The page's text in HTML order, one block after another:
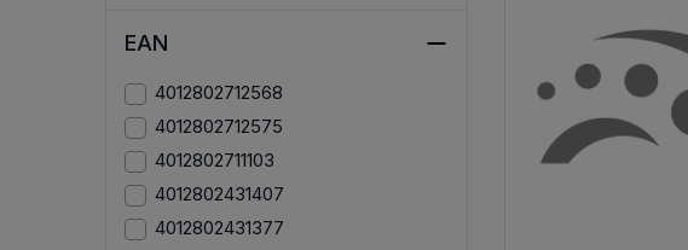
EAN
4012802712568
4012802712575
4012802711103
4012802431407
4012802431377